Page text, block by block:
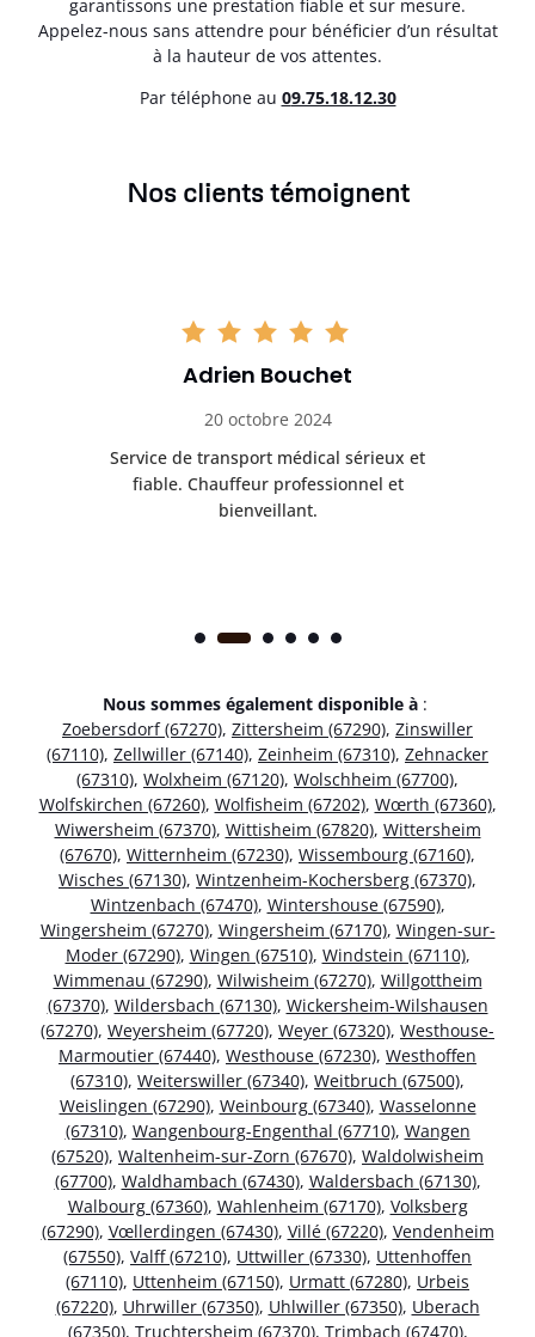
garantissons une prestation fiable et sur mesure.
Appelez-nous sans attendre pour bénéficier d’un résultat
à la hauteur de vos attentes.
Par téléphone au 09.75.18.12.30
Nos clients témoignent
Adrien Bouchet
20 octobre 2024
Service de transport médical sérieux et
fiable. Chauffeur professionnel et
bienveillant.
Nous sommes également disponible à :
Zoebersdorf (67270), Zittersheim (67290), Zinswiller
(67110), Zellwiller (67140), Zeinheim (67310), Zehnacker
(67310), Wolxheim (67120), Wolschheim (67700),
Wolfskirchen (67260), Wolfisheim (67202), Wœrth (67360),
Wiwersheim (67370), Wittisheim (67820), Wittersheim
(67670), Witternheim (67230), Wissembourg (67160),
Wisches (67130), Wintzenheim-Kochersberg (67370),
Wintzenbach (67470), Wintershouse (67590),
Wingersheim (67270), Wingersheim (67170), Wingen-sur-
Moder (67290), Wingen (67510), Windstein (67110),
Wimmenau (67290), Wilwisheim (67270), Willgottheim
(67370), Wildersbach (67130), Wickersheim-Wilshausen
(67270), Weyersheim (67720), Weyer (67320), Westhouse-
Marmoutier (67440), Westhouse (67230), Westhoffen
(67310), Weiterswiller (67340), Weitbruch (67500),
Weislingen (67290), Weinbourg (67340), Wasselonne
(67310), Wangenbourg-Engenthal (67710), Wangen
(67520), Waltenheim-sur-Zorn (67670), Waldolwisheim
(67700), Waldhambach (67430), Waldersbach (67130),
Walbourg (67360), Wahlenheim (67170), Volksberg
(67290), Vœllerdingen (67430), Villé (67220), Vendenheim
(67550), Valff (67210), Uttwiller (67330), Uttenhoffen
(67110), Uttenheim (67150), Urmatt (67280), Urbeis
(67220), Uhrwiller (67350), Uhlwiller (67350), Uberach
(67350), Truchtersheim (67370), Trimbach (67470),